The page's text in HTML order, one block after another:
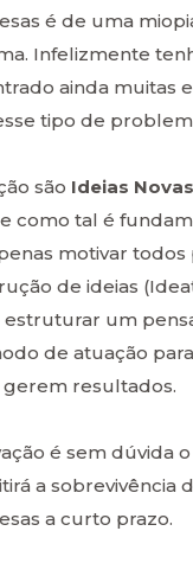
é de uma
Infelizmente
ainda muitas
tipo de
são Ideias
e como tal é
motivar todos
de ideias
estruturar um
de atuação
gerem resultados.
é sem dúvida
a sobrevivência
a curto prazo.